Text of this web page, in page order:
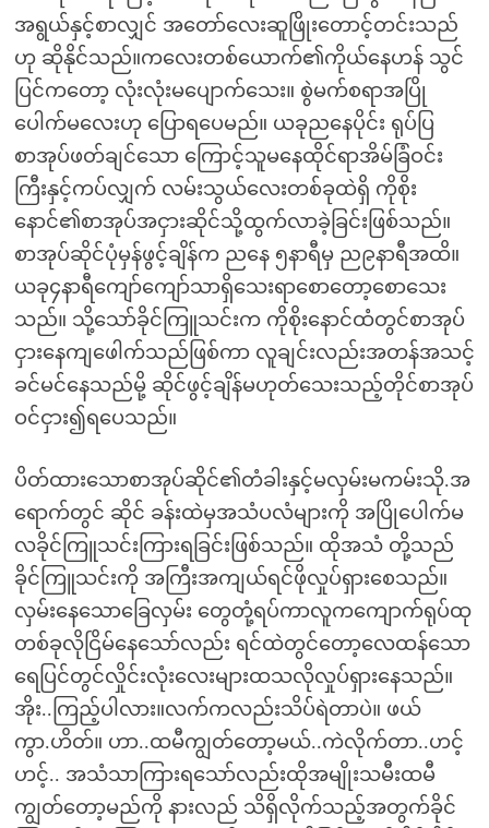
အရွယ်နှင့်စာလျှင် အတော်လေးဆူဖြိုးတောင့်တင်းသည်
ဟု ဆိုနိုင်သည်။ကလေးတစ်ယောက်၏ကိုယ်နေဟန် သွင်
ပြင်ကတော့ လုံးလုံးမပျောက်သေး။ စွဲမက်စရာအပြို
ပေါက်မလေးဟု ပြောရပေမည်။ ယခုညနေပိုင်း ရုပ်ပြ
စာအုပ်ဖတ်ချင်သော ကြောင့်သူမနေထိုင်ရာအိမ်ခြံဝင်း
ကြီးနှင့်ကပ်လျှက် လမ်းသွယ်လေးတစ်ခုထဲရှိ ကိုစိုး
နောင်၏စာအုပ်အငှားဆိုင်သို့ထွက်လာခဲ့ခြင်းဖြစ်သည်။
စာအုပ်ဆိုင်ပုံမှန်ဖွင့်ချိန်က ညနေ ၅နာရီမှ ည၉နာရီအထိ။
ယခု၄နာရီကျော်ကျော်သာရှိသေးရာစောတော့စောသေး
သည်။ သို့သော်ခိုင်ကြူသင်းက ကိုစိုးနောင်ထံတွင်စာအုပ်
ငှားနေကျဖေါက်သည်ဖြစ်ကာ လူချင်းလည်းအတန်အသင့်
ခင်မင်နေသည်မို့ ဆိုင်ဖွင့်ချိန်မဟုတ်သေးသည့်တိုင်စာအုပ်
ဝင်ငှား၍ရပေသည်။
ပိတ်ထားသောစာအုပ်ဆိုင်၏တံခါးနှင့်မလှမ်းမကမ်းသို.အ
ရောက်တွင် ဆိုင် ခန်းထဲမှအသံပလံများကို အပြိုပေါက်မ
လခိုင်ကြူသင်းကြားရခြင်းဖြစ်သည်။ ထိုအသံ တို့သည်
ခိုင်ကြူသင်းကို အကြီးအကျယ်ရင်ဖိုလှုပ်ရှားစေသည်။
လှမ်းနေသောခြေလှမ်း တွေတုံ့ရပ်ကာလူကကျောက်ရုပ်ထု
တစ်ခုလိုငြိမ်နေသော်လည်း ရင်ထဲတွင်တော့လေထန်သော
ရေပြင်တွင်လှိုင်းလုံးလေးများထသလိုလှုပ်ရှားနေသည်။
အိုး..ကြည့်ပါလား။လက်ကလည်းသိပ်ရဲတာပဲ။ ဖယ်
ကွာ.ဟိတ်။ ဟာ..ထမီကျွတ်တော့မယ်..ကဲလိုက်တာ..ဟင့်
ဟင့်.. အသံသာကြားရသော်လည်းထိုအမျိုးသမီးထမီ
ကျွတ်တော့မည်ကို နားလည် သိရှိလိုက်သည့်အတွက်ခိုင်